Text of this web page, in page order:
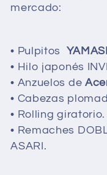
e
c
c
i
ó
mercado:
• Pulpitos
• Hilo japonés
• Anzuelos de
• Cabezas
• Rolling giratorio.
• Remaches
ASARI.